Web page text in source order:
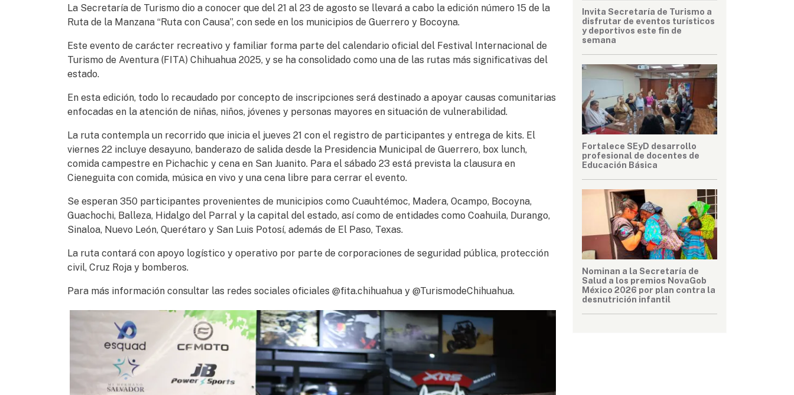
La Secretaría de Turismo dio a conocer que del 21 al 23 de agosto se llevará a cabo la edición número 15 de la
Ruta de la Manzana “Ruta con Causa”, con sede en los municipios de Guerrero y Bocoyna.
Este evento de carácter recreativo y familiar forma parte del calendario oficial del Festival Internacional de
Turismo de Aventura (FITA) Chihuahua 2025, y se ha consolidado como una de las rutas más significativas del
estado.
En esta edición, todo lo recaudado por concepto de inscripciones será destinado a apoyar causas comunitarias
enfocadas en la atención de niñas, niños, jóvenes y personas mayores en situación de vulnerabilidad.
La ruta contempla un recorrido que inicia el jueves 21 con el registro de participantes y entrega de kits. El
viernes 22 incluye desayuno, banderazo de salida desde la Presidencia Municipal de Guerrero, box lunch,
comida campestre en Pichachic y cena en San Juanito. Para el sábado 23 está prevista la clausura en
Cieneguita con comida, música en vivo y una cena libre para cerrar el evento.
Se esperan 350 participantes provenientes de municipios como Cuauhtémoc, Madera, Ocampo, Bocoyna,
Guachochi, Balleza, Hidalgo del Parral y la capital del estado, así como de entidades como Coahuila, Durango,
Sinaloa, Nuevo León, Querétaro y San Luis Potosí, además de El Paso, Texas.
La ruta contará con apoyo logístico y operativo por parte de corporaciones de seguridad pública, protección
civil, Cruz Roja y bomberos.
Para más información consultar las redes sociales oficiales @fita.chihuahua y @TurismodeChihuahua.
Invita Secretaría de Turismo a
disfrutar de eventos turísticos
y deportivos este fin de
semana
Fortalece SEyD desarrollo
profesional de docentes de
Educación Básica
Nominan a la Secretaría de
Salud a los premios NovaGob
México 2026 por plan contra la
desnutrición infantil